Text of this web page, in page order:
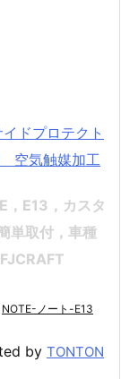
プロテクト
気触媒加工
E13， カスタ
単取付，車種
NOTE-ノート-E13
by TONTON